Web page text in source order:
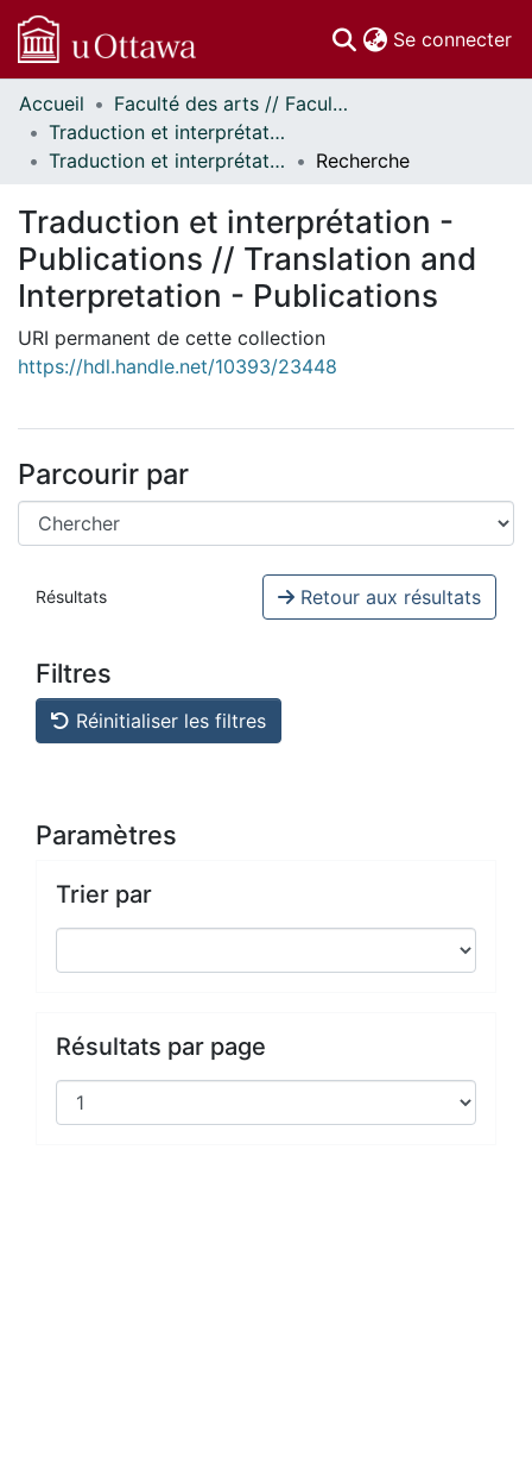
Se connecter
Communautés
et collections
Parcourir
À propos
Accueil
Faculté des arts // Faculty of Arts
Traduction et interprétation // Translation and Interpretation
Traduction et interprétation - Publications // Translation and Interpretation - Publications
Recherche
Traduction et interprétation -
Publications // Translation and
Interpretation - Publications
URI permanent de cette collection
https://hdl.handle.net/10393/23448
Parcourir par
Résultats Retour aux résultats
Filtres
Réinitialiser les filtres
Paramètres
Trier par
Résultats par page